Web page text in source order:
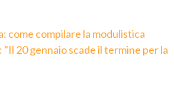
come compilare la modulistica
"Il 20 gennaio scade il termine per la